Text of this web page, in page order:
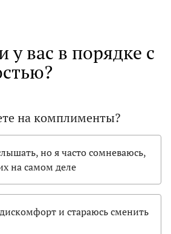
у вас в порядке с
на комплименты?
но я часто сомневаюсь,
на самом деле
и стараюсь сменить